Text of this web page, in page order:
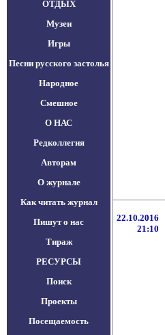
ОТДЫХ
Музеи
Игры
Песни русского застолья
Народное
Смешное
О НАС
Редколлегия
Авторам
О журнале
Как читать журнал
Пишут о нас
Тираж
РЕСУРСЫ
Поиск
Проекты
Посещаемость
22.10.2016
21:10